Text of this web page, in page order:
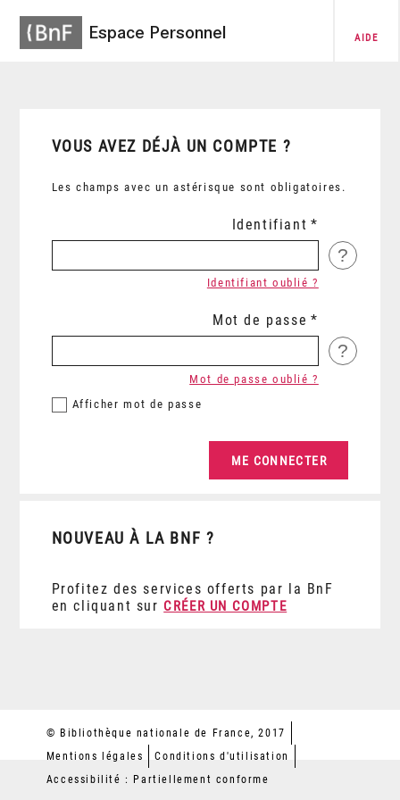
Espace Personnel AIDE
VOUS AVEZ DÉJÀ UN COMPTE ?
Les champs avec un astérisque sont obligatoires.
Identifiant
?
Identifiant oublié ?
Mot de passe
?
Afficher mot de passe
Mot de passe oublié ?
NOUVEAU À LA BNF ?
Profitez des services offerts par la BnF
en cliquant sur CRÉER UN COMPTE
© Bibliothèque nationale de France, 2017
Mentions légales
Conditions d'utilisation
Accessibilité : Partiellement conforme